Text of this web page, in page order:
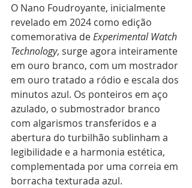
O Nano Foudroyante, inicialmente
revelado em 2024 como edição
comemorativa de Experimental Watch
Technology, surge agora inteiramente
em ouro branco, com um mostrador
em ouro tratado a ródio e escala dos
minutos azul. Os ponteiros em aço
azulado, o submostrador branco
com algarismos transferidos e a
abertura do turbilhão sublinham a
legibilidade e a harmonia estética,
complementada por uma correia em
borracha texturada azul.